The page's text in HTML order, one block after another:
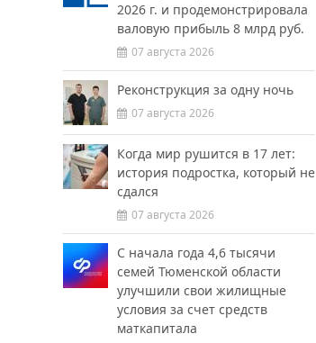
2026 г. и продемонстрировала
валовую прибыль 8 млрд руб.
07 августа 2026
Реконструкция за одну ночь
07 августа 2026
Когда мир рушится в 17 лет:
история подростка, который не
сдался
07 августа 2026
С начала года 4,6 тысячи
семей Тюменской области
улучшили свои жилищные
условия за счет средств
маткапитала